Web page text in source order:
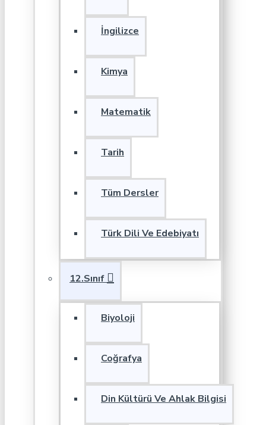
İngilizce
Kimya
Matematik
Tarih
Tüm Dersler
Türk Dili Ve Edebiyatı
12.Sınıf
Biyoloji
Coğrafya
Din Kültürü Ve Ahlak Bilgisi